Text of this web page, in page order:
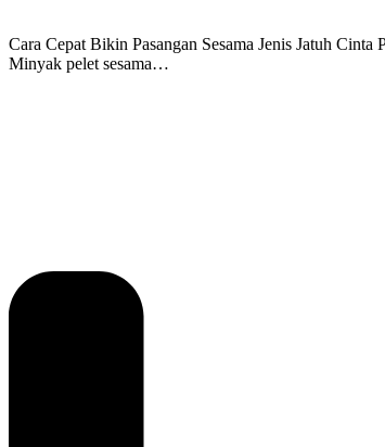
Cara Cepat Bikin Pasangan Sesama Jenis Jatuh
Minyak pelet sesama…